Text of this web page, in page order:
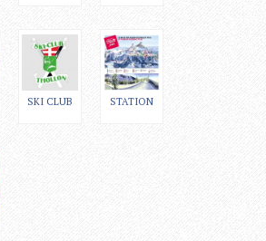
SKI CLUB STATION